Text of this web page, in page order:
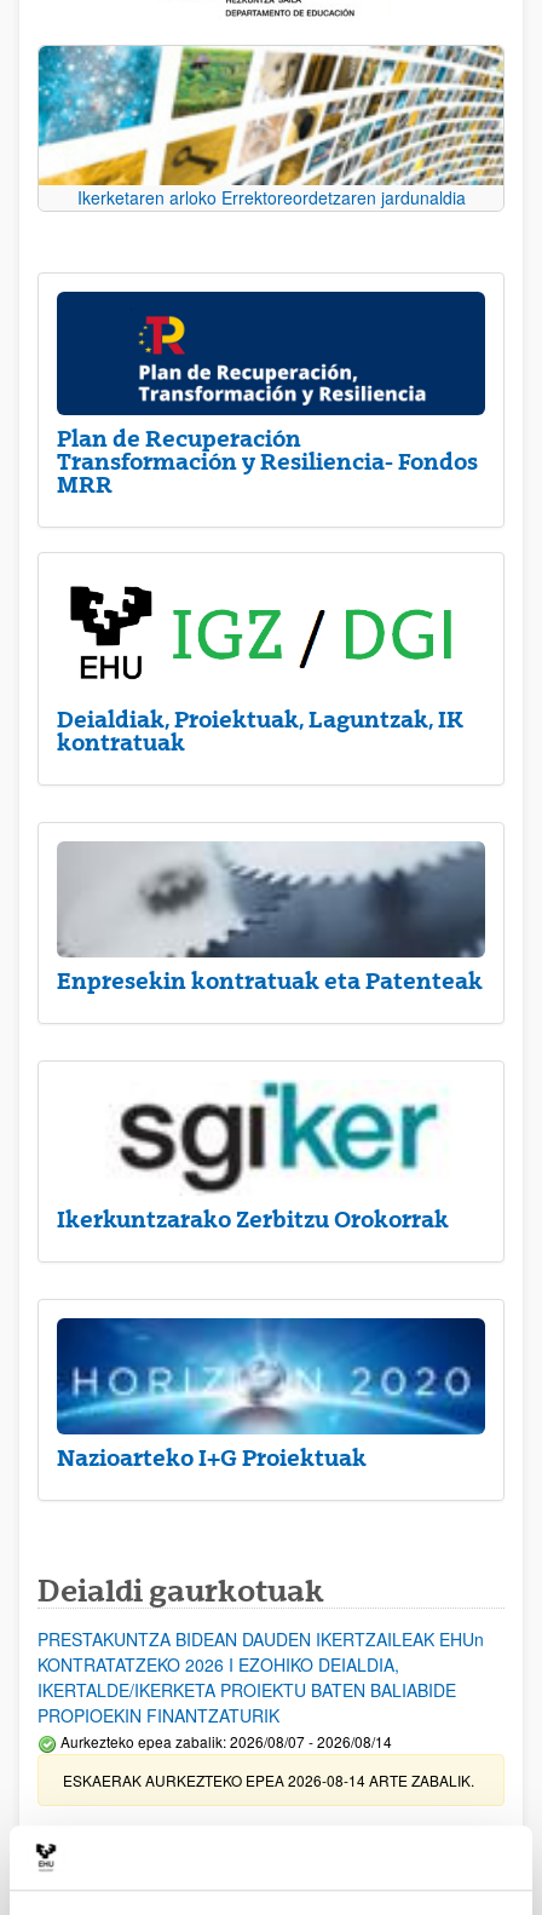
Ikerketaren arloko Errektoreordetzaren jardunaldia
Plan de Recuperación
Transformación y Resiliencia- Fondos
MRR
Deialdiak, Proiektuak, Laguntzak, IK
kontratuak
Enpresekin kontratuak eta Patenteak
Ikerkuntzarako Zerbitzu Orokorrak
Nazioarteko I+G Proiektuak
Deialdi gaurkotuak
PRESTAKUNTZA BIDEAN DAUDEN IKERTZAILEAK EHUn
KONTRATATZEKO 2026 I EZOHIKO DEIALDIA,
IKERTALDE/IKERKETA PROIEKTU BATEN BALIABIDE
PROPIOEKIN FINANTZATURIK
Aurkezteko epea zabalik: 2026/08/07 - 2026/08/14
ESKAERAK AURKEZTEKO EPEA 2026-08-14 ARTE ZABALIK.
erosi eta berritzeko laguntzak 2026
Izapide irekia